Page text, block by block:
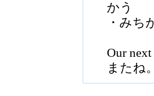
かう
・み
Our
またね